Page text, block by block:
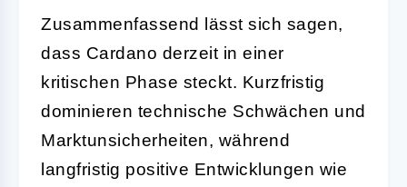
Zusammenfassend lässt sich sagen,
dass Cardano derzeit in einer
kritischen Phase steckt. Kurzfristig
dominieren technische Schwächen und
Marktunsicherheiten, während
langfristig positive Entwicklungen wie